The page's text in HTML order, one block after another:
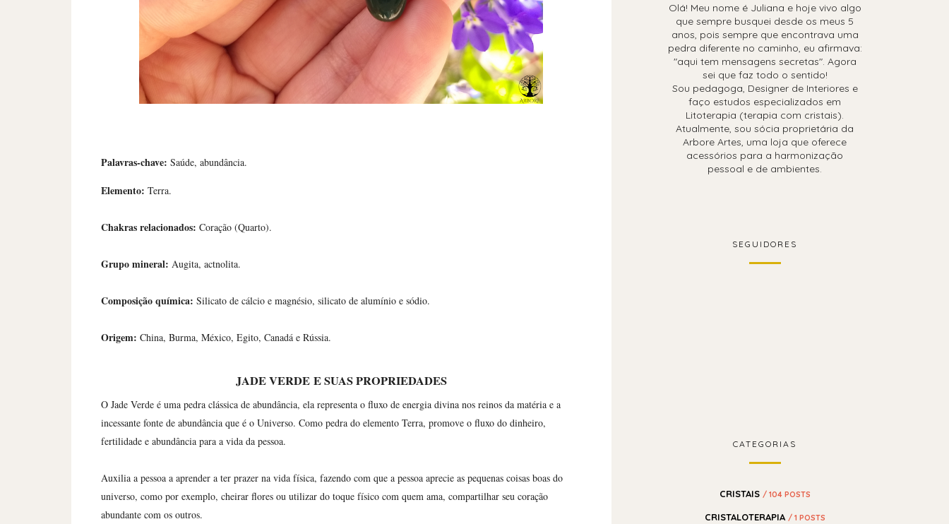
Palavras-chave: Saúde, abundância.
Elemento: Terra.
Chakras relacionados: Coração (Quarto).
Grupo mineral: Augita, actnolita.
Composição química: Silicato de cálcio e magnésio, silicato de alumínio e sódio.
Origem: China, Burma, México, Egito, Canadá e Rússia.
JADE VERDEE SUAS PROPRIEDADES
O Jade Verde é uma pedra clássica de abundância, ela representa o fluxo de energia divina nos reinos da matéria e a
incessante fonte de abundância que é o Universo. Como pedra do elemento Terra, promove o fluxo do dinheiro,
fertilidade e abundância para a vida da pessoa.
Auxilia a pessoa a aprender a ter prazer na vida física, fazendo com que a pessoa aprecie as pequenas coisas boas do
universo, como por exemplo, cheirar flores ou utilizar do toque físico com quem ama, compartilhar seu coração
abundante com os outros.
Olá! Meu nome é Juliana e hoje vivo algo
que sempre busquei desde os meus 5
anos, pois sempre que encontrava uma
pedra diferente no caminho, eu afirmava:
"aqui tem mensagens secretas". Agora
sei que faz todo o sentido!
Sou pedagoga, Designer de Interiores e
faço estudos especializados em
Litoterapia (terapia com cristais).
Atualmente, sou sócia proprietária da
Arbore Artes, uma loja que oferece
acessórios para a harmonização
pessoal e de ambientes.
SEGUIDORES
CATEGORIAS
CRISTAIS / 104 POSTS
CRISTALOTERAPIA / 1 POSTS